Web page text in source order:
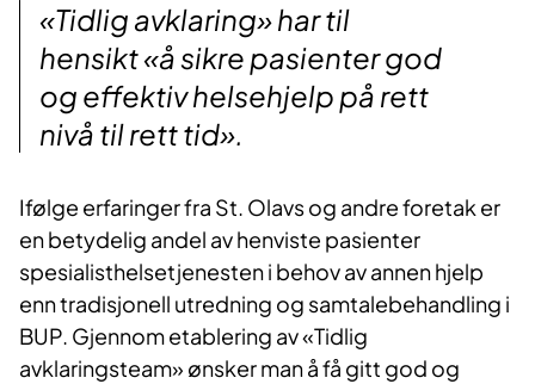
«Tidlig avklaring» har til
hensikt «å sikre pasienter god
og effektiv helsehjelp på rett
nivå til rett tid».
Ifølge erfaringer fra St. Olavs og andre foretak er
en betydelig andel av henviste pasienter
spesialisthelsetjenesten i behov av annen hjelp
enn tradisjonell utredning og samtalebehandling i
BUP. Gjennom etablering av «Tidlig
avklaringsteam» ønsker man å få gitt god og